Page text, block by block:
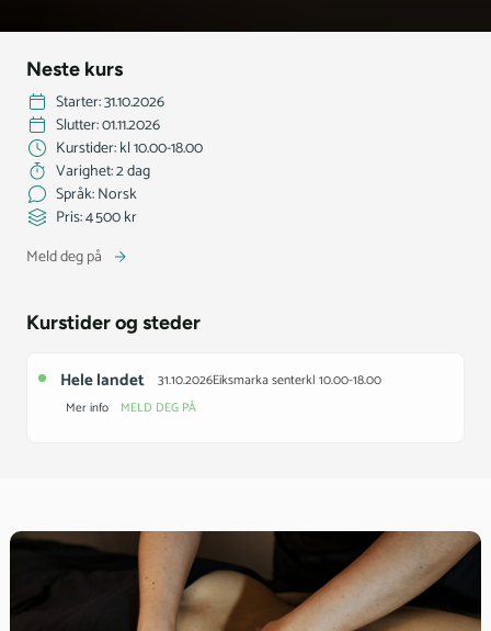
Kurstider og steder
Hele landet 31.10.2026Eiksmarka senterkl 10.00-18.00
Mer info MELD DEG PÅ
Sted:Hele landet
Varighet:2 dag
Neste kurs
Starter: 31.10.2026
Slutter: 01.11.2026
Kurstider: kl 10.00-18.00
Varighet: 2 dag
Språk: Norsk
Pris: 4 500 kr
Meld deg på